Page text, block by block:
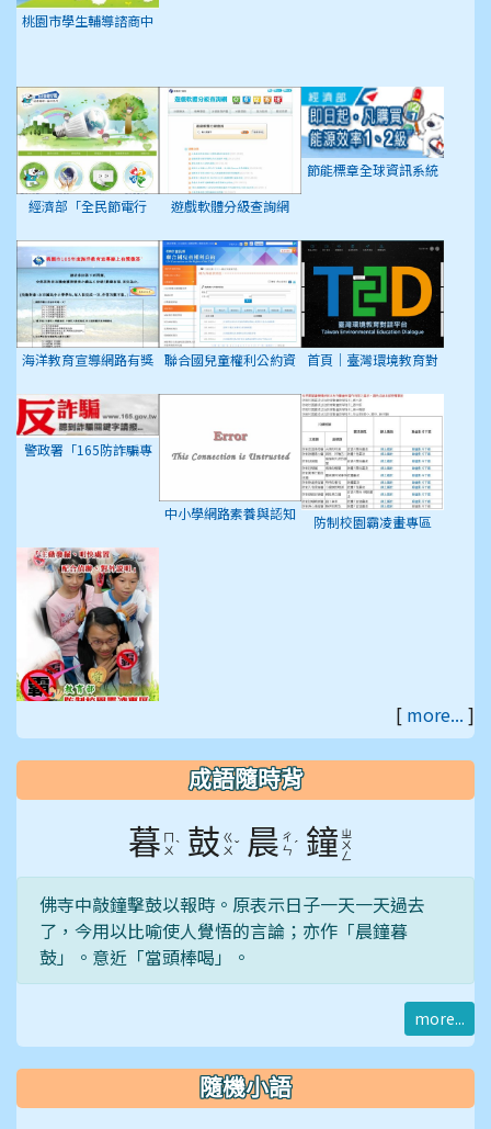
桃園市學生輔導諮商中
經濟部「全民節電行
遊戲軟體分級查詢網
節能標章全球資訊系統
海洋教育宣導網路有獎 聯合國兒童權利公約資
首頁｜臺灣環境教育對
警政署「165防詐騙專
中小學網路素養與認知 防制校園霸凌畫專區
[ more... ]
成語隨時背
暮 ㄇ
ㄨ ˋ 鼓 ㄍ
ㄨˇ 晨 ㄔ
ㄣ ˊ 鐘 ㄓ
ㄨ
ㄥ
佛寺中敲鐘擊鼓以報時。原表示日子一天一天過去
了，今用以比喻使人覺悟的言論；亦作「晨鐘暮
鼓」。意近「當頭棒喝」。
more...
隨機小語